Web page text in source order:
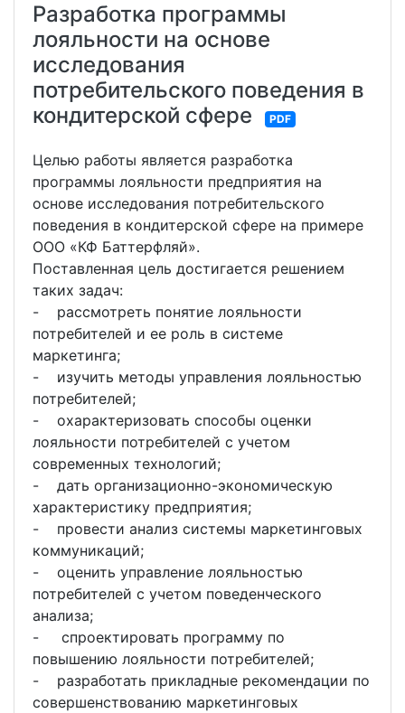
Разработка программы
лояльности на основе
исследования
потребительского поведения в
кондитерской сфере
PDF
Целью работы является разработка
программы лояльности предприятия на
основе исследования потребительского
поведения в кондитерской сфере на примере
ООО «КФ Баттерфляй».
Поставленная цель достигается решением
таких задач:
- рассмотреть понятие лояльности
потребителей и ее роль в системе
маркетинга;
- изучить методы управления лояльностью
потребителей;
- охарактеризовать способы оценки
лояльности потребителей с учетом
современных технологий;
- дать организационно-экономическую
характеристику предприятия;
- провести анализ системы маркетинговых
коммуникаций;
- оценить управление лояльностью
потребителей с учетом поведенческого
анализа;
- спроектировать программу по
повышению лояльности потребителей;
- разработать прикладные рекомендации по
совершенствованию маркетинговых